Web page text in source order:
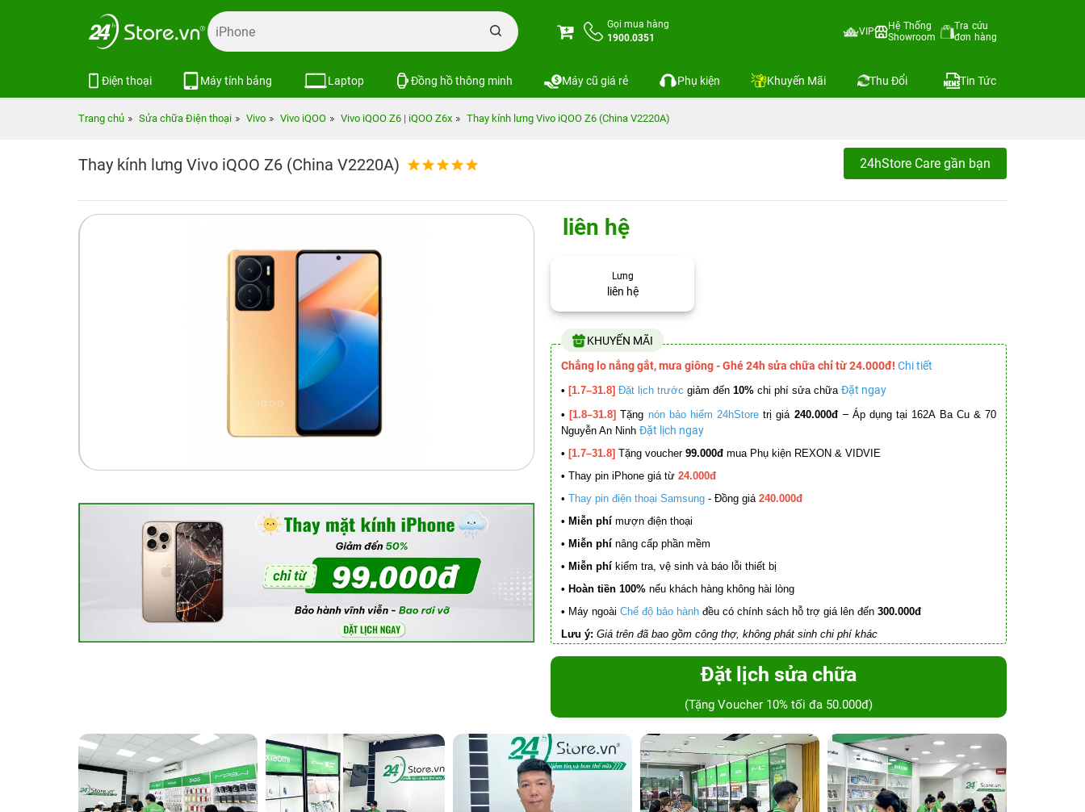
Gọi mua hàng
1900.0351
VIP
Hệ Thống
Showroom
Tra cứu
đơn hàng
Điện thoại Máy tính bảng Laptop Đồng hồ thông minh Máy cũ giá rẻ Phụ kiện Khuyến Mãi Thu Đổi Tin Tức
Trang chủ Sửa chữa Điện thoại Vivo Vivo iQOO Vivo iQOO Z6 | iQOO Z6x Thay kính lưng Vivo iQOO Z6 (China V2220A)
Thay kính lưng Vivo iQOO Z6 (China V2220A) 24hStore Care gần bạn
liên hệ
Lưng
liên hệ
KHUYẾN MÃI
Chẳng lo nắng gắt, mưa giông - Ghé 24h sửa chữa chỉ từ 24.000đ! Chi tiết
• [1.7–31.8] Đặt lịch trước giảm đến 10% chi phí sửa chữa Đặt ngay
• [1.8–31.8] Tặng nón bảo hiểm 24hStore trị giá 240.000đ – Áp dụng tại 162A Ba Cu & 70
Nguyễn An Ninh Đặt lịch ngay
• [1.7–31.8] Tặng voucher 99.000đ mua Phụ kiện REXON & VIDVIE
• Thay pin iPhone giá từ 24.000đ
• Thay pin điện thoại Samsung - Đồng giá 240.000đ
• Miễn phí mượn điện thoại
• Miễn phí nâng cấp phần mềm
• Miễn phí kiểm tra, vệ sinh và báo lỗi thiết bị
• Hoàn tiền 100% nếu khách hàng không hài lòng
• Máy ngoài Chế độ bảo hành đều có chính sách hỗ trợ giá lên đến 300.000đ
Lưu ý: Giá trên đã bao gồm công thợ, không phát sinh chi phí khác
Đặt lịch sửa chữa
(Tặng Voucher 10% tối đa 50.000đ)